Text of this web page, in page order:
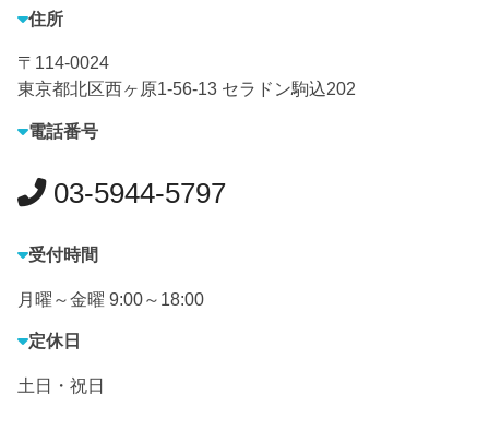
住所
〒114-0024
東京都北区西ヶ原1-56-13 セラドン駒込202
電話番号
03-5944-5797
受付時間
月曜～金曜 9:00～18:00
定休日
土日・祝日